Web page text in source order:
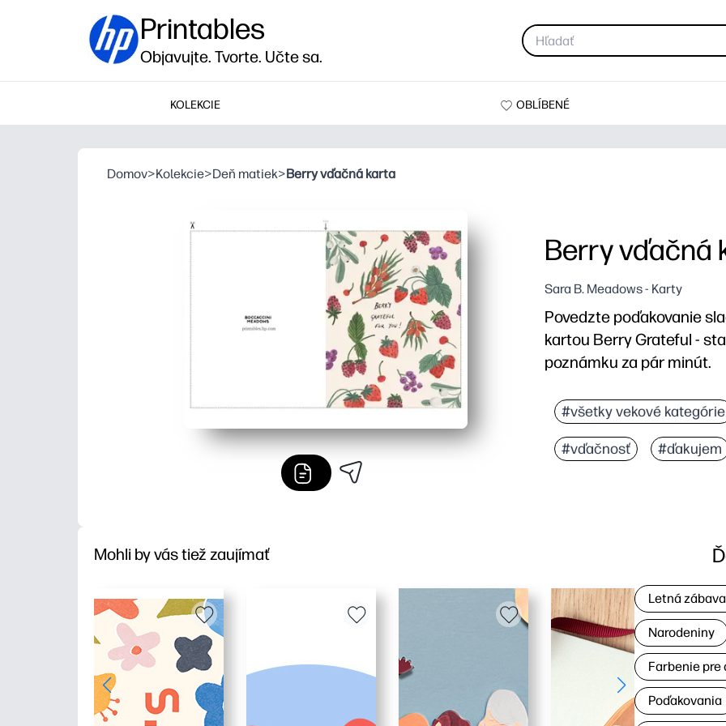
Printables
Objavujte. Tvorte. Učte sa.
KOLEKCIE OBLÍBENÉ
Domov>Kolekcie>Deň matiek>Berry vďačná karta
Berry vďačná
Sara B. Meadows - Karty
Povedzte poďakovanie
kartou Berry Grateful -
poznámku za pár minút.
Pohodlie s nulovou
Zásnuby schválené
Všestranný pre každú
#všetky vekové kategórie
#vďačnosť #ďakujem
Mohli by vás tiež zaujímať
Letná zábava
Narodeniny
Farbenie pre
Poďakovania